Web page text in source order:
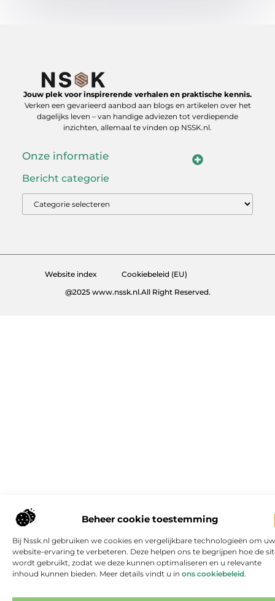
Beheer cookie toestemming
Bij Nssk.nl gebruiken we cookies en vergelijkbare technologieën om uw
website-ervaring te verbeteren. Deze helpen ons te begrijpen hoe de
wordt gebruikt, zodat we deze kunnen optimaliseren en u relevante
inhoud kunnen bieden. Meer details vindt u in ons cookiebeleid.
Jouw plek voor inspirerende verhalen en praktische kennis.
Verken een gevarieerd aanbod aan blogs en artikelen over het
dagelijks leven – van handige adviezen tot verdiepende
inzichten, allemaal te vinden op NSSK.nl.
Onze informatie
Bericht categorie
Website index
Cookiebeleid (EU)
@2025 www.nssk.nl.All Right Reserved.